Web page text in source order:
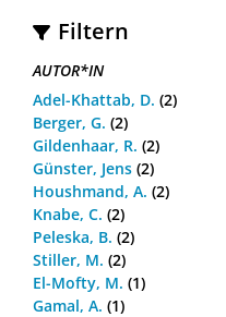
Filtern
AUTOR*IN
Adel-Khattab, D. (2)
Berger, G. (2)
Gildenhaar, R. (2)
Günster, Jens (2)
Houshmand, A. (2)
Knabe, C. (2)
Peleska, B. (2)
Stiller, M. (2)
El-Mofty, M. (1)
Gamal, A. (1)